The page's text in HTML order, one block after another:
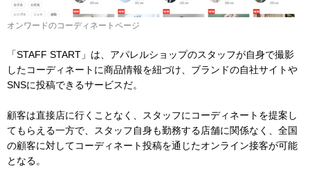
オンワードのコーディネートページ
「STAFF START」は、アパレルショップのスタッフが自身で撮影
したコーディネートに商品情報を紐づけ、ブランドの自社サイトや
SNSに投稿できるサービスだ。
顧客は直接店に行くことなく、スタッフにコーディネートを提案し
てもらえる一方で、スタッフ自身も勤務する店舗に関係なく、全国
の顧客に対してコーディネート投稿を通じたオンライン接客が可能
となる。